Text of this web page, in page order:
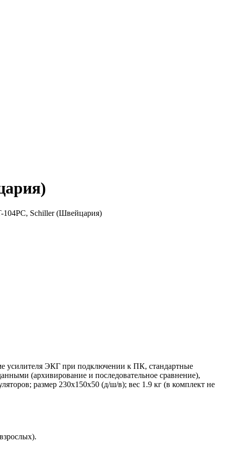
104PC, Schiller (Швейцария)
усилителя ЭКГ при подключении к ПК, стандартные
(архивирование и последовательное сравнение),
размер 230х150х50 (д/ш/в); вес 1.9 кг (в комплект не